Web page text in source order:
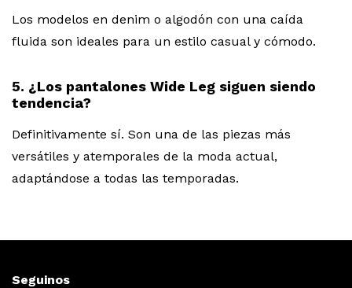
Los modelos en denim o algodón con una caída
fluida son ideales para un estilo casual y cómodo.
5. ¿Los pantalones Wide Leg siguen siendo
tendencia?
Definitivamente sí. Son una de las piezas más
versátiles y atemporales de la moda actual,
adaptándose a todas las temporadas.
Seguinos